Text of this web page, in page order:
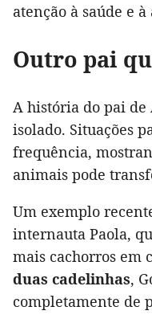
atenção à saúde e
Outro pai
A história do pai de
isolado. Situações
frequência,
animais pode
Um exemplo
internauta Paola,
mais cachorros em
duas cadelinhas,
completamente de